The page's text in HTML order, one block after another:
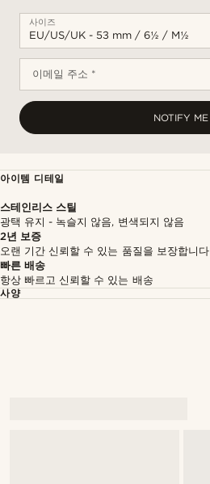
사이즈
이메일 주소 *
NOTIFY ME
아이템 디테일
스테인리스 스틸
광택 유지 - 녹슬지 않음, 변색되지 않음
2년 보증
오랜 기간 신뢰할 수 있는 품질을 보장합니다
빠른 배송
항상 빠르고 신뢰할 수 있는 배송
사양